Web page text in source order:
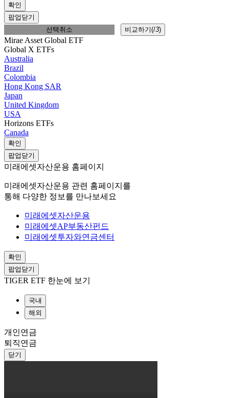
확인
팝업닫기
선택취소
비교하기(/3)
Mirae Asset Global ETF
Global X ETFs
Australia
Brazil
Colombia
Hong Kong SAR
Japan
United Kingdom
USA
Horizons ETFs
Canada
확인
팝업닫기
미래에셋자산운용 홈페이지
미래에셋자산운용 관련 홈페이지를
통해 다양한 정보를 만나보세요
미래에셋자산운용
미래에셋AP부동산펀드
미래에셋투자와연금센터
확인
팝업닫기
TIGER ETF 한눈에 보기
국내
해외
개인연금
퇴직연금
닫기